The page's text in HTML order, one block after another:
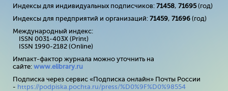
Индексы для индивидуальных подписчиков: 71458, 71695(год)
Индексы для предприятий и организаций: 71459, 71696 (год)
Международный индекс:
ISSN 0031-403X (Print)
ISSN 1990-2182 (Online)
Импакт-фактор журнала можно уточнить на
сайте: www.elibrary.ru
Подписка через сервис «Подписка онлайн» Почты России
- https://podpiska.pochta.ru/press/%D0%9F%D0%98554